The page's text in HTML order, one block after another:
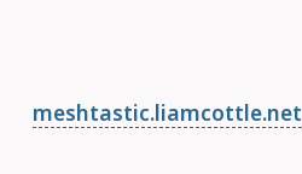
meshtastic.liamcottle.net